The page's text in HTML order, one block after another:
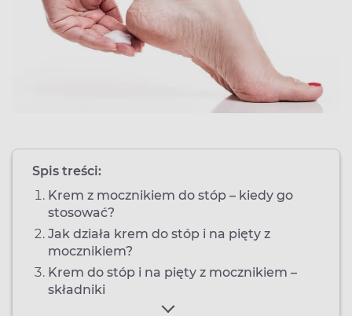
Spis treści:
Krem z mocznikiem do stóp – kiedy go
stosować?
Jak działa krem do stóp i na pięty z
mocznikiem?
Krem do stóp i na pięty z mocznikiem –
składniki